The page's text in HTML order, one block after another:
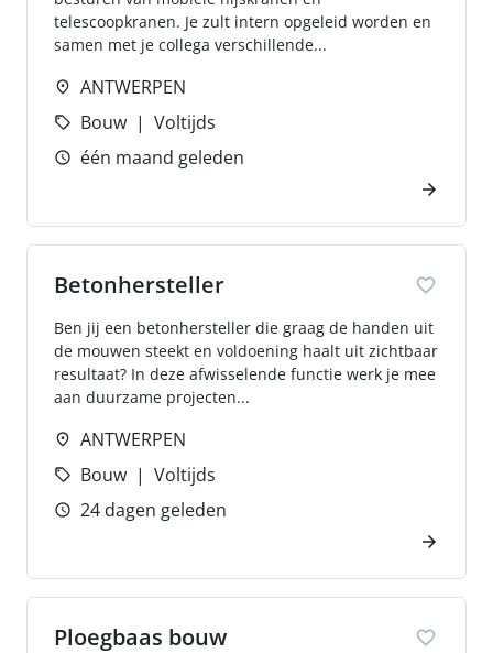
telescoopkranen. Je zult intern opgeleid worden en
samen met je collega verschillende...
ANTWERPEN
Bouw
Voltijds
één maand geleden
Betonhersteller
Ben jij een betonhersteller die graag de handen uit
de mouwen steekt en voldoening haalt uit zichtbaar
resultaat? In deze afwisselende functie werk je mee
aan duurzame projecten...
ANTWERPEN
Bouw
Voltijds
24 dagen geleden
Ploegbaas bouw